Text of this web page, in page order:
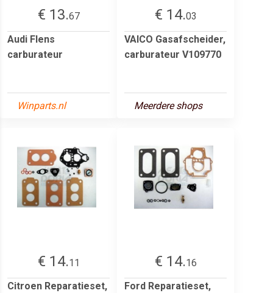
€ 13.67
Audi Flens
carburateur
Winparts.nl
€ 14.03
VAICO Gasafscheider,
carburateur V109770
Meerdere shops
€ 14.11
Citroen Reparatieset,
€ 14.16
Ford Reparatieset,